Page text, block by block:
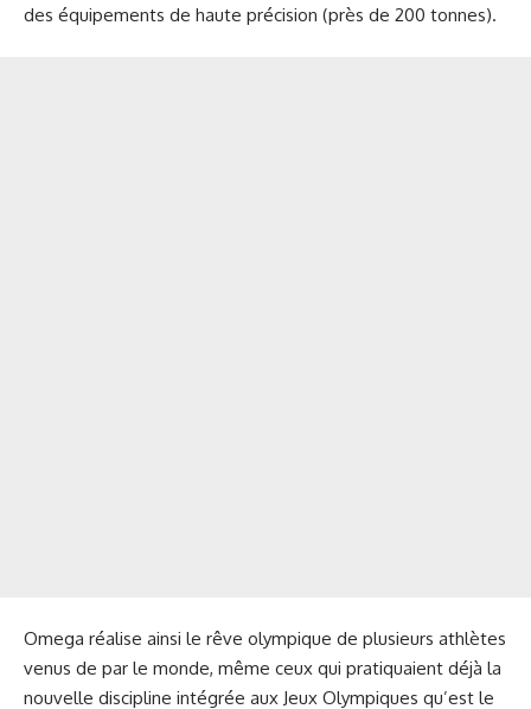
des équipements de haute précision (près de 200 tonnes).
Omega réalise ainsi le rêve olympique de plusieurs athlètes
venus de par le monde, même ceux qui pratiquaient déjà la
nouvelle discipline intégrée aux Jeux Olympiques qu’est le